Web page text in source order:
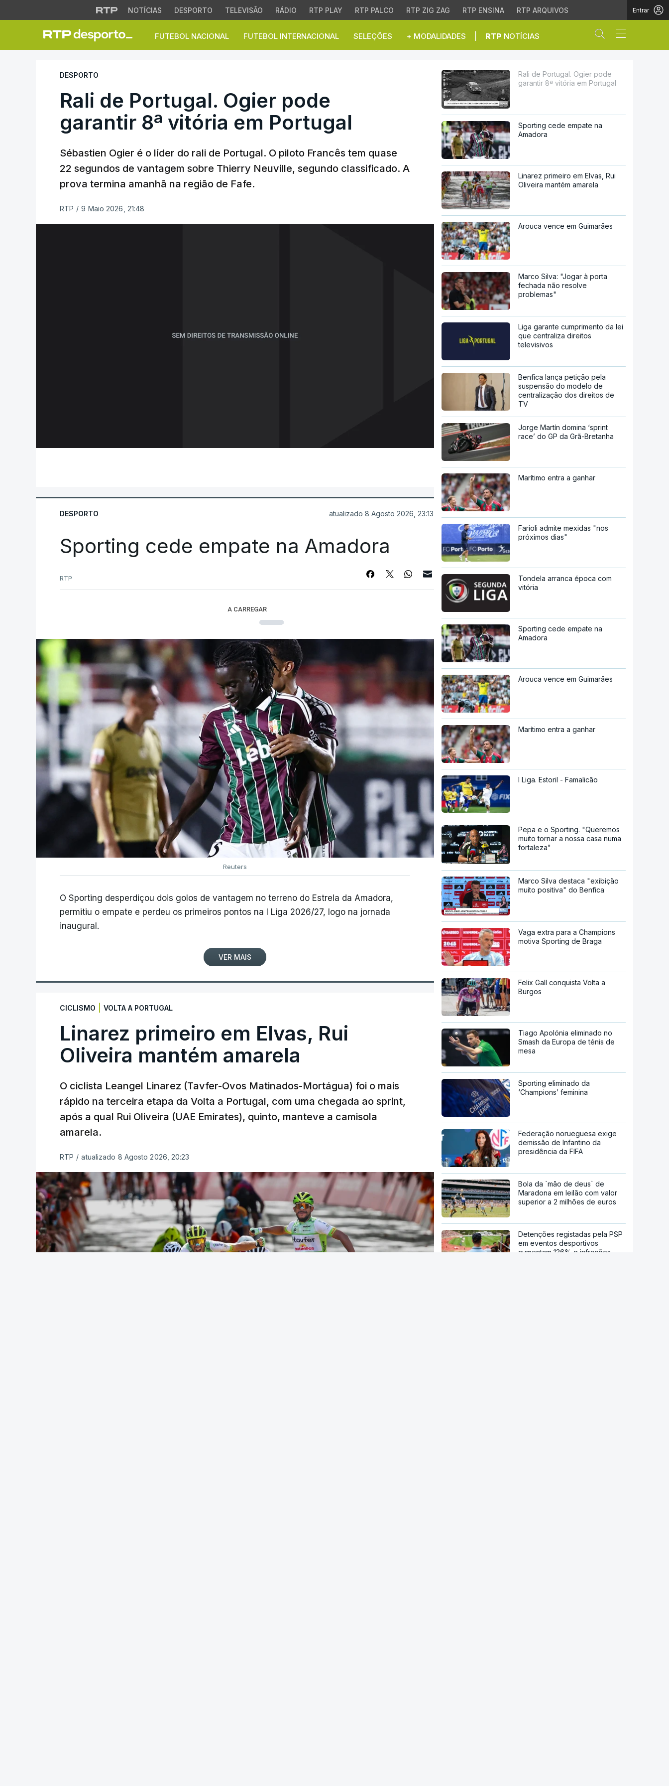
NOTÍCIAS DESPORTO TELEVISÃO RÁDIO RTP PLAY RTP PALCO RTP ZIG ZAG RTP ENSINA RTP ARQUIVOS Entrar
FUTEBOL NACIONAL FUTEBOL INTERNACIONAL SELEÇÕES + MODALIDADES RTP NOTÍCIAS Abrir campo
Rali de Portugal. Ogier pode garantir 8ª vitória em Portugal
DESPORTO
Rali de Portugal. Ogier pode
garantir 8ª vitória em Portugal
Sébastien Ogier é o líder do rali de Portugal. O piloto Francês tem quase
22 segundos de vantagem sobre Thierry Neuville, segundo classificado. A
prova termina amanhã na região de Fafe.
RTP / 9 Maio 2026, 21:48
DESPORTO atualizado 8 Agosto 2026, 23:13
Sporting cede empate na Amadora
RTP
A CARREGAR
Reuters
O Sporting desperdiçou dois golos de vantagem no terreno do Estrela da Amadora,
permitiu o empate e perdeu os primeiros pontos na I Liga 2026/27, logo na jornada
inaugural.
VER MAIS
CICLISMO VOLTA A PORTUGAL
Linarez primeiro em Elvas, Rui
Oliveira mantém amarela
O ciclista Leangel Linarez (Tavfer-Ovos Matinados-Mortágua) foi o mais
rápido na terceira etapa da Volta a Portugal, com uma chegada ao sprint,
após a qual Rui Oliveira (UAE Emirates), quinto, manteve a camisola
amarela.
RTP / atualizado 8 Agosto 2026, 20:23
Rali de Portugal. Ogier pode
garantir 8ª vitória em Portugal
Sporting cede empate na
Amadora
Linarez primeiro em Elvas, Rui
Oliveira mantém amarela
Arouca vence em Guimarães
Marco Silva: "Jogar à porta
fechada não resolve
problemas"
Liga garante cumprimento da lei
que centraliza direitos
televisivos
Benfica lança petição pela
suspensão do modelo de
centralização dos direitos de
TV
Jorge Martín domina ‘sprint
race’ do GP da Grã-Bretanha
Marítimo entra a ganhar
Farioli admite mexidas "nos
próximos dias"
Tondela arranca época com
vitória
Sporting cede empate na
Amadora
Arouca vence em Guimarães
Marítimo entra a ganhar
I Liga. Estoril - Famalicão
Pepa e o Sporting. "Queremos
muito tornar a nossa casa numa
fortaleza"
Marco Silva destaca "exibição
muito positiva" do Benfica
Vaga extra para a Champions
motiva Sporting de Braga
Felix Gall conquista Volta a
Burgos
Tiago Apolónia eliminado no
Smash da Europa de ténis de
mesa
Sporting eliminado da
‘Champions’ feminina
Federação norueguesa exige
demissão de Infantino da
presidência da FIFA
Bola da `mão de deus` de
Maradona em leilão com valor
superior a 2 milhões de euros
Detenções registadas pela PSP
em eventos desportivos
aumentam 136% e infrações